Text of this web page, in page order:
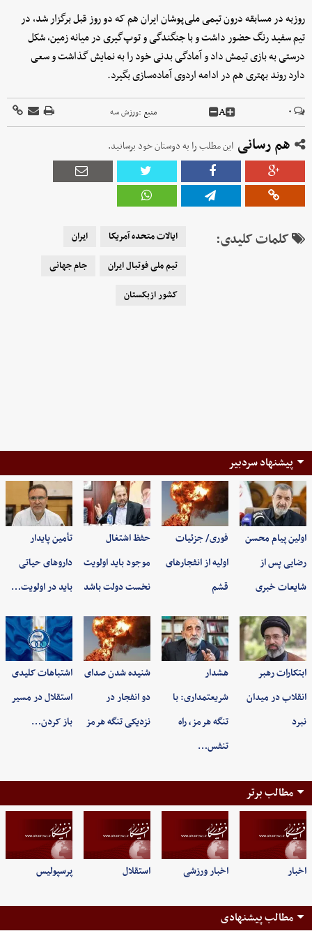
روزبه در مسابقه درون تیمی ملی‌پوشان ایران هم که دو روز قبل برگزار شد، در
تیم سفید رنگ حضور داشت و با جنگندگی و توپ‌گیری در میانه زمین، شکل
درستی به بازی تیمش داد و آمادگی بدنی خود را به نمایش گذاشت و سعی
دارد روند بهتری هم در ادامه اردوی آماده‌سازی بگیرد.
۰ A منبع :ورزش سه
هم رسانی این مطلب را به دوستان خود برسانید.
کلمات کلیدی: ایالات متحده آمریکا
ایران
تیم ملی فوتبال ایران
جام جهانی
کشور ازبکستان
پیشنهاد سردبیر
اولین پیام محسن
رضایی پس از
شایعات خبری
فوری/ جزئیات
اولیه از انفجارهای
قشم
حفظ اشتغال
موجود باید اولویت
نخست دولت باشد
تأمین پایدار
داروهای حیاتی
باید در اولویت…
ابتکارات رهبر
انقلاب در میدان
نبرد
هشدار
شریعتمداری: با
تنگه هرمز، راه
تنفس…
شنیده شدن صدای
دو انفجار در
نزدیکی تنگه هرمز
اشتباهات کلیدی
استقلال در مسیر
باز کردن…
مطالب برتر
اخبار اخبار ورزشی استقلال پرسپولیس
مطالب پیشنهادی